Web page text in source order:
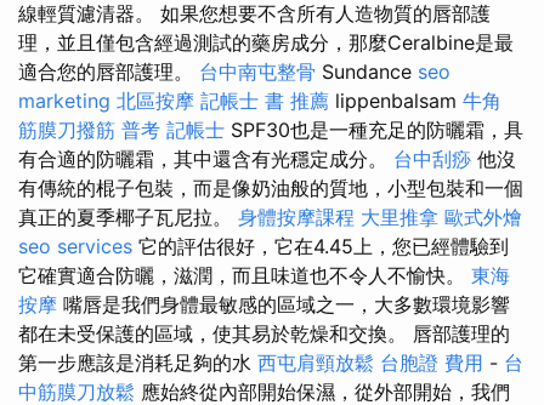
線輕質濾清器。 如果您想要不含所有人造物質的唇部護
理，並且僅包含經過測試的藥房成分，那麼Ceralbine是最
適合您的唇部護理。 台中南屯整骨 Sundance seo
marketing 北區按摩 記帳士 書 推薦 lippenbalsam 牛角
筋膜刀撥筋 普考 記帳士 SPF30也是一種充足的防曬霜，具
有合適的防曬霜，其中還含有光穩定成分。 台中刮痧 他沒
有傳統的棍子包裝，而是像奶油般的質地，小型包裝和一個
真正的夏季椰子瓦尼拉。 身體按摩課程 大里推拿 歐式外燴
seo services 它的評估很好，它在4.45上，您已經體驗到
它確實適合防曬，滋潤，而且味道也不令人不愉快。 東海
按摩 嘴唇是我們身體最敏感的區域之一，大多數環境影響
都在未受保護的區域，使其易於乾燥和交換。 唇部護理的
第一步應該是消耗足夠的水 西屯肩頸放鬆 台胞證 費用 - 台
中筋膜刀放鬆 應始終從內部開始保濕，從外部開始，我們